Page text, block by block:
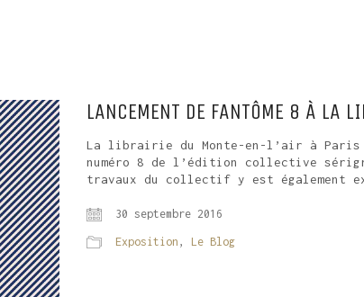
LANCEMENT DE FANTÔME 8 À LA
La librairie du Monte-en-l’air à
numéro 8 de l’édition collective
travaux du collectif y est également
30 septembre 2016
Exposition , Le Blog